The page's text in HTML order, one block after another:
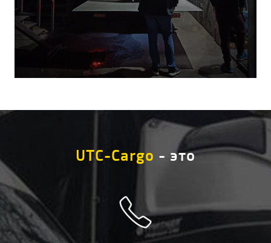
UTC-Cargo - это